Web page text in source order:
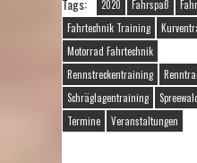
2020 Fahrspaß
Fahrtechnik Training
Motorrad Fahrtechnik
Rennstreckentraining
Schräglagentraining
Termine
Veranstaltungen